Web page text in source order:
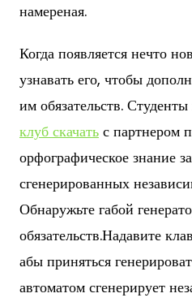
намереная.
Когда появляется нечто
узнавать его, чтобы
им обязательств.
клуб скачатьс партнером
орфографическое знание
сгенерированных
Обнаружьте габой
обязательств.Надавите
абы приняться
автоматом сгенерирует